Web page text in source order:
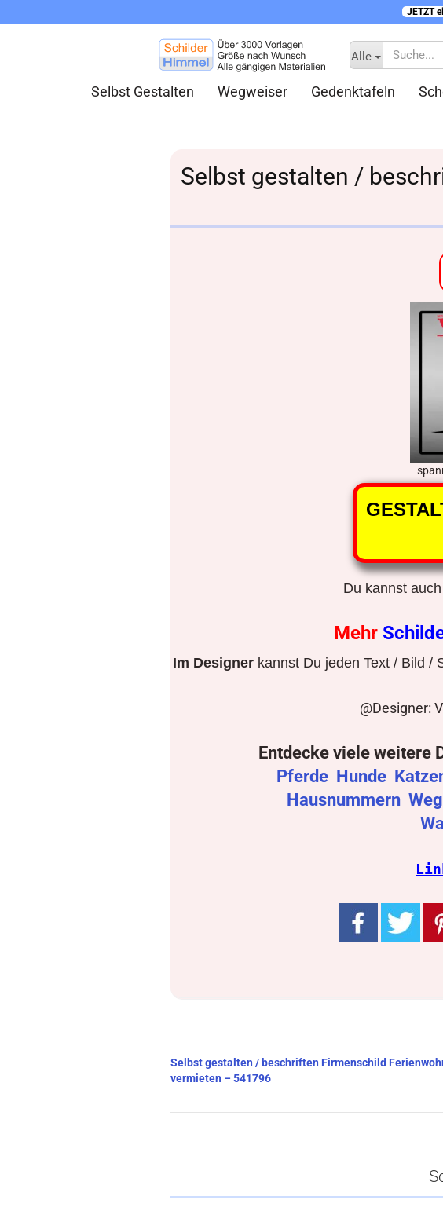
JETZT
Alle
Selbst Gestalten Wegweiser Gedenktafeln
Selbst gestalten /
Du kannst
Mehr
Im Designer kannst Du jeden Text / Bild /
@Designer:
Entdecke viele weitere
Pferde Hunde
Hausnummern
Beitragsnavigation
Selbst gestalten / beschriften Firmenschild
vermieten – 541796